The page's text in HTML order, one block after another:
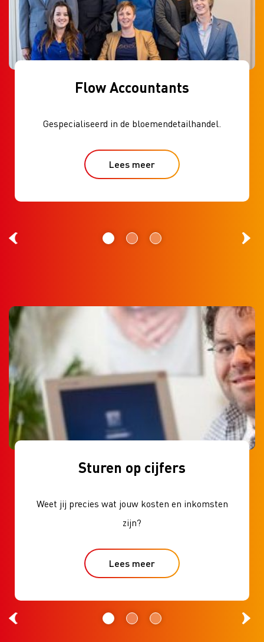
Flow Accountants
Gespecialiseerd in de bloemendetailhandel.
Lees meer
Sturen op cijfers
Weet jij precies wat jouw kosten en inkomsten
zijn?
Lees meer